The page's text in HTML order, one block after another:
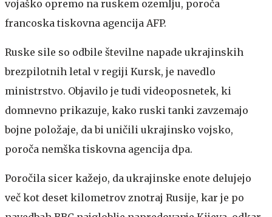
vojaško opremo na ruskem ozemlju, poroča
francoska tiskovna agencija AFP.
Ruske sile so odbile številne napade ukrajinskih
brezpilotnih letal v regiji Kursk, je navedlo
ministrstvo. Objavilo je tudi videoposnetek, ki
domnevno prikazuje, kako ruski tanki zavzemajo
bojne položaje, da bi uničili ukrajinsko vojsko,
poroča nemška tiskovna agencija dpa.
Poročila sicer kažejo, da ukrajinske enote delujejo
več kot deset kilometrov znotraj Rusije, kar je po